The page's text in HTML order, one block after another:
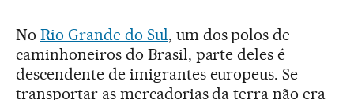
No Rio Grande do Sul, um dos polos de
caminhoneiros do Brasil, parte deles é
descendente de imigrantes europeus. Se
transportar as mercadorias da terra não era